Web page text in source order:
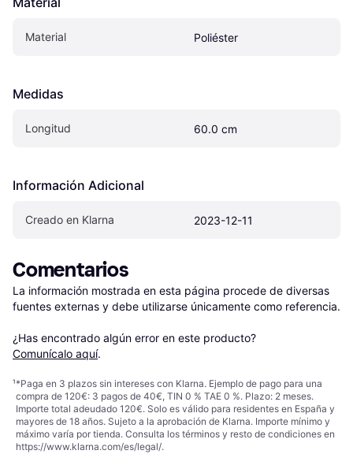
Material Poliéster
Medidas
Longitud 60.0 cm
Información Adicional
Creado en Klarna 2023-12-11
Comentarios
La información mostrada en esta página procede de diversas
fuentes externas y debe utilizarse únicamente como referencia.
¿Has encontrado algún error en este producto?
Comunícalo aquí.
¹*Paga en 3 plazos sin intereses con Klarna. Ejemplo de pago para una
compra de 120€: 3 pagos de 40€, TIN 0 % TAE 0 %. Plazo: 2 meses.
Importe total adeudado 120€. Solo es válido para residentes en España y
mayores de 18 años. Sujeto a la aprobación de Klarna. Importe mínimo y
máximo varía por tienda. Consulta los términos y resto de condiciones en
https://www.klarna.com/es/legal/.